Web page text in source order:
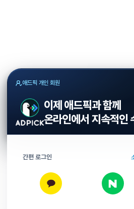
애드픽 개인 회원
이제 애드픽과 함께
온라인에서 지속적인
간편 로그인